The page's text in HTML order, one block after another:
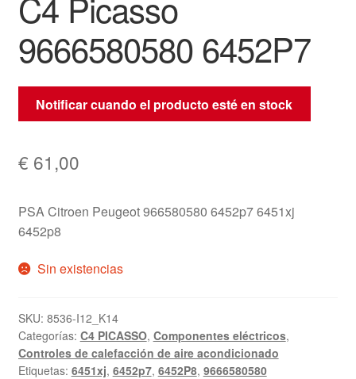
9666580580 6452P7
Notificar cuando el producto esté en stock
€ 61,00
PSA Citroen Peugeot 966580580 6452p7 6451xj
6452p8
Sin existencias
SKU: 8536-I12_K14
Categorías: C4 PICASSO, Componentes eléctricos,
Controles de calefacción de aire acondicionado
Etiquetas: 6451xj, 6452p7, 6452P8, 9666580580